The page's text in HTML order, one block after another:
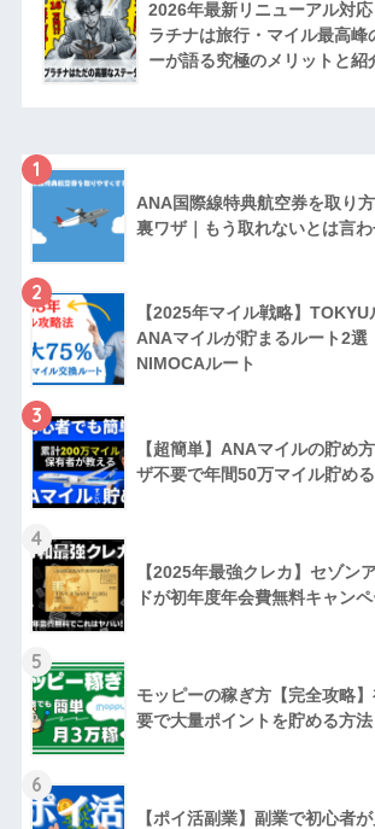
2026年最新リニューアル対
ラチナは旅行・マイル最高峰
ーが語る究極のメリットと紹
1
ANA国際線特典航空券を取り
裏ワザ｜もう取れないとは言わ
2
【2025年マイル戦略】
ANAマイルが貯まるルート2選
NIMOCAルート
3
【超簡単】ANAマイルの貯め
ザ不要で年間50万マイル貯め
4
【2025年最強クレカ】セゾン
ドが初年度年会費無料キャン
5
モッピーの稼ぎ方【完全攻略
要で大量ポイントを貯める方法
6
【ポイ活副業】副業で初心者